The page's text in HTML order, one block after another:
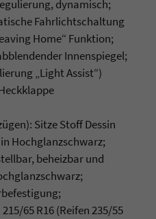
dynamisch;
Fahrlichtschaltung
Home“ Funktion;
Innenspiegel;
„Light Assist“)
Sitze Stoff Dessin
Hochglanzschwarz;
beheizbar und
65 R16 (Reifen 235/55